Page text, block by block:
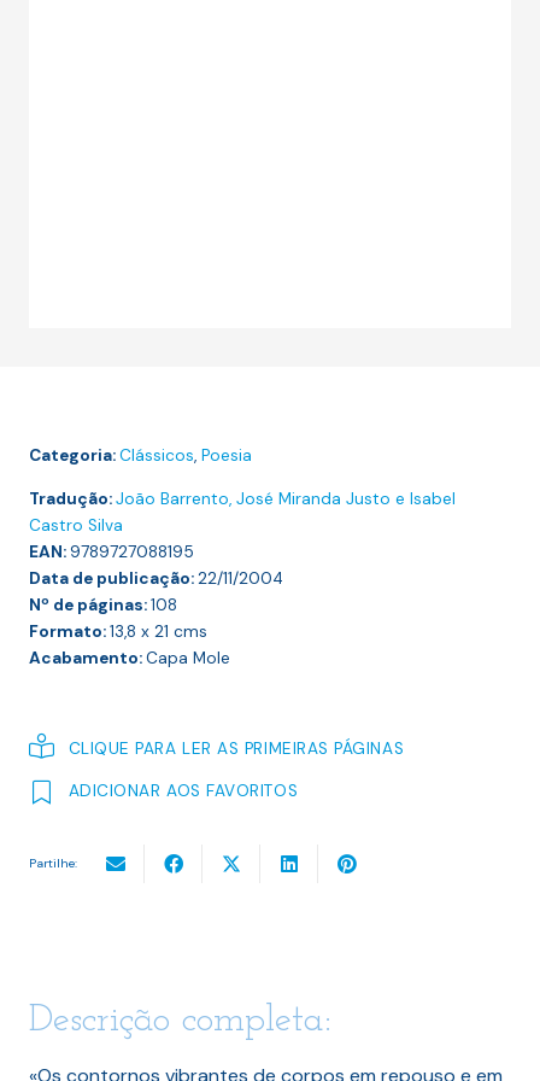
Categoria:Clássicos, Poesia
Tradução:João Barrento, José Miranda Justo e Isabel
Castro Silva
EAN:9789727088195
Data de publicação:22/11/2004
Nº de páginas:108
Formato:13,8 x 21 cms
Acabamento:Capa Mole
CLIQUE PARA LER AS PRIMEIRAS PÁGINAS
ADICIONAR AOS FAVORITOS
Partilhe:
Descrição completa:
«Os contornos vibrantes de corpos em repouso e em